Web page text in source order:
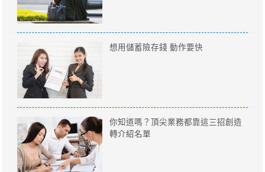
想用儲蓄險存錢 動作要快
你知道嗎？頂尖業務都靠這三招創造
轉介紹名單